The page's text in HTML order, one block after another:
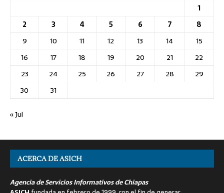
1
2
3 4 5 6 7
8
9
10 11 12 13 14
15
16
17 18 19 20 21
22
23
24 25 26 27 28
29
30
31
« Jul
ACERCA DE ASICH
Agencia de Servicios Informativos de Chiapas